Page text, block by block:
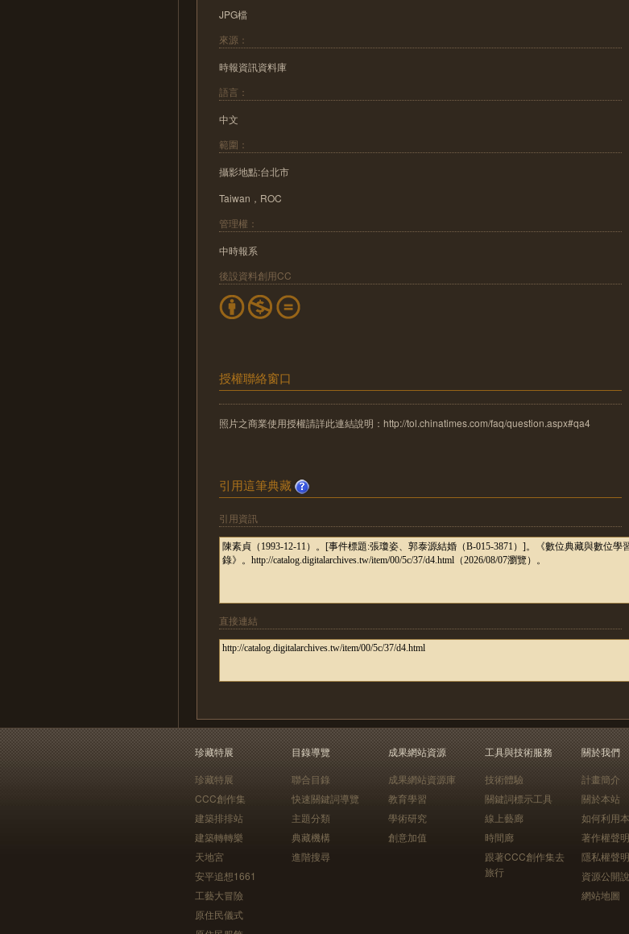
JPG檔
來源：
時報資訊資料庫
語言：
中文
範圍：
攝影地點:台北市
Taiwan，ROC
管理權：
中時報系
後設資料創用CC
授權聯絡窗口
照片之商業使用授權請詳此連結說明：http://tol.chinatimes.com/faq/question.aspx#qa4
引用這筆典藏
引用資訊
直接連結
珍藏特展
珍藏特展
CCC創作集
建築排排站
建築轉轉樂
天地宮
安平追想1661
工藝大冒險
原住民儀式
目錄導覽
聯合目錄
快速關鍵詞導覽
主題分類
典藏機構
進階搜尋
成果網站資源
成果網站資源庫
教育學習
學術研究
創意加值
工具與技術服務
技術體驗
關鍵詞標示工具
線上藝廊
時間廊
跟著CCC創作集去
旅行
關於我們
計畫簡介
關於本站
如何利用
著作權聲明
隱私權聲明
資源公開
網站地圖